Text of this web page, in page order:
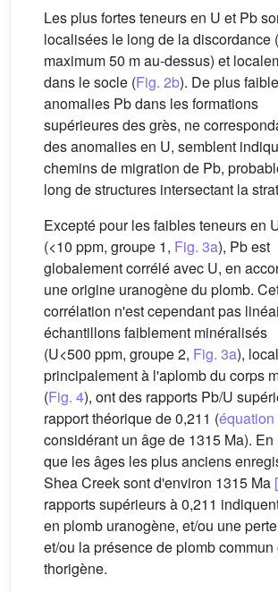
Les plus fortes teneurs en U et Pb
localisées le long de la discordance
maximum 50 m au-dessus) et
dans le socle (Fig. 2b). De plus
anomalies Pb dans les formations
supérieures des grès, ne
des anomalies en U, semblent
chemins de migration de Pb,
long de structures intersectant la
Excepté pour les faibles teneurs en
(<10 ppm, groupe 1, Fig. 3a), Pb est
globalement corrélé avec U, en
une origine uranogène du plomb.
corrélation n'est cependant pas
échantillons faiblement minéralisés
(U<500 ppm, groupe 2, Fig. 3a),
principalement à l'aplomb du corps
(Fig. 4), ont des rapports Pb/U
rapport théorique de 0,211 (équation
considérant un âge de 1315 Ma). En
que les âges les plus anciens
Shea Creek sont d'environ 1315 Ma
rapports supérieurs à 0,211
en plomb uranogène, et/ou une
et/ou la présence de plomb commun
thorigène.